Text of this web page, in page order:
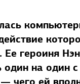
Ее героиня
один на один